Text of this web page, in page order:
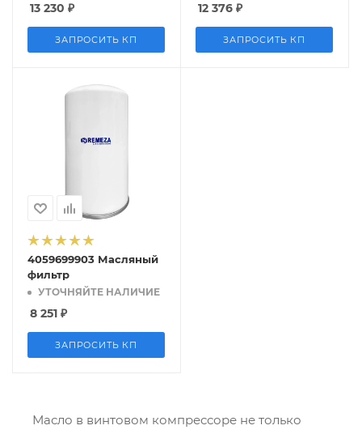
13 230 ₽
ЗАПРОСИТЬ КП
12 376 ₽
ЗАПРОСИТЬ КП
4059699903 Масляный
фильтр
УТОЧНЯЙТЕ НАЛИЧИЕ
8 251 ₽
ЗАПРОСИТЬ КП
Масло в винтовом компрессоре не только